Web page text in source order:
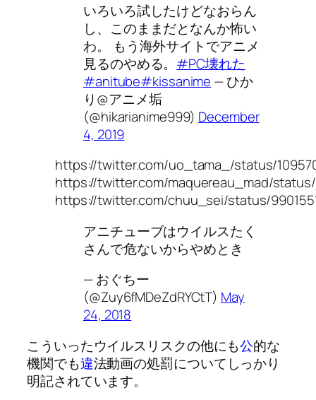
いろいろ試したけどなおらん
し、このままだとなんか怖い
わ。 もう海外サイトでアニメ
見るのやめる。 #PC壊れた
#anitube#kissanime — ひか
り@アニメ垢
(@hikarianime999) December
4, 2019
https://twitter.com/uo_tama_/status/
https://twitter.com/maquereau_mad/
https://twitter.com/chuu_sei/status/
アニチューブはウイルスたく
さんで危ないからやめとき
— おぐちー
(@Zuy6fMDeZdRYCtT) May
24, 2018
こういったウイルスリスクの他にも公的な
機関でも違法動画の処罰についてしっかり
明記されています。